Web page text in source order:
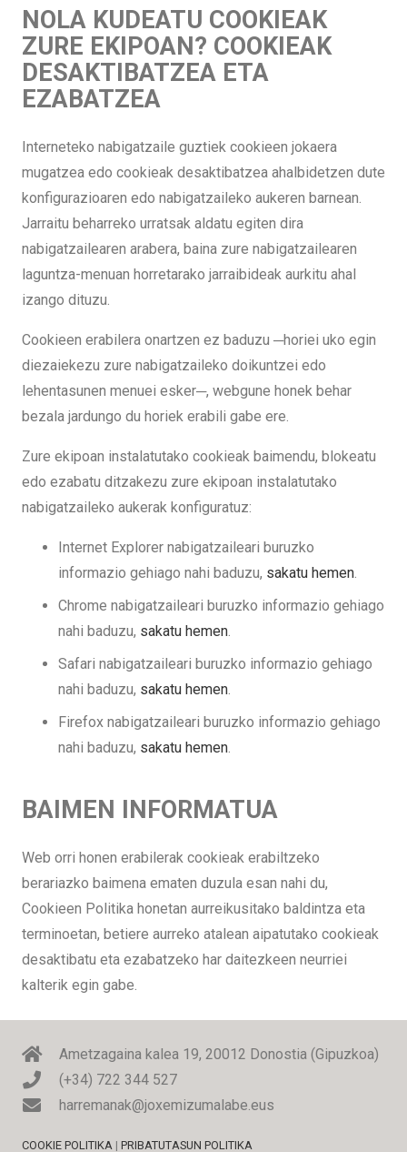
NOLA KUDEATU COOKIEAK
ZURE EKIPOAN? COOKIEAK
DESAKTIBATZEA ETA
EZABATZEA
Interneteko nabigatzaile guztiek cookieen jokaera
mugatzea edo cookieak desaktibatzea ahalbidetzen dute
konfigurazioaren edo nabigatzaileko aukeren barnean.
Jarraitu beharreko urratsak aldatu egiten dira
nabigatzailearen arabera, baina zure nabigatzailearen
laguntza-menuan horretarako jarraibideak aurkitu ahal
izango dituzu.
Cookieen erabilera onartzen ez baduzu ─horiei uko egin
diezaiekezu zure nabigatzaileko doikuntzei edo
lehentasunen menuei esker─, webgune honek behar
bezala jardungo du horiek erabili gabe ere.
Zure ekipoan instalatutako cookieak baimendu, blokeatu
edo ezabatu ditzakezu zure ekipoan instalatutako
nabigatzaileko aukerak konfiguratuz:
Internet Explorer nabigatzaileari buruzko
informazio gehiago nahi baduzu, sakatu hemen.
Chrome nabigatzaileari buruzko informazio gehiago
nahi baduzu, sakatu hemen.
Safari nabigatzaileari buruzko informazio gehiago
nahi baduzu, sakatu hemen.
Firefox nabigatzaileari buruzko informazio gehiago
nahi baduzu, sakatu hemen.
BAIMEN INFORMATUA
Web orri honen erabilerak cookieak erabiltzeko
berariazko baimena ematen duzula esan nahi du,
Cookieen Politika honetan aurreikusitako baldintza eta
terminoetan, betiere aurreko atalean aipatutako cookieak
desaktibatu eta ezabatzeko har daitezkeen neurriei
kalterik egin gabe.
Ametzagaina kalea 19, 20012 Donostia (Gipuzkoa)
(+34) 722 344 527
harremanak@joxemizumalabe.eus
COOKIE POLITIKA | PRIBATUTASUN POLITIKA